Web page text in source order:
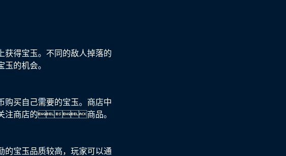
宝玉。不同的敌人掉落的
的机会。
购买自己需要的宝玉。商店中
关注商店的商品。
宝玉品质较高，玩家可以通